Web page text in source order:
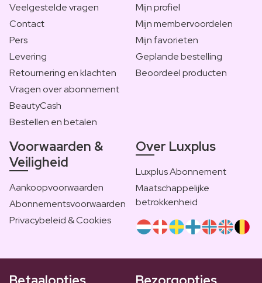
Veelgestelde vragen
Contact
Pers
Levering
Retournering en klachten
Vragen over abonnement
BeautyCash
Bestellen en betalen
Mijn profiel
Mijn membervoordelen
Mijn favorieten
Geplande bestelling
Beoordeel producten
Voorwaarden &
Veiligheid
Aankoopvoorwaarden
Abonnementsvoorwaarden
Privacybeleid & Cookies
Over Luxplus
Luxplus Abonnement
Maatschappelijke
betrokkenheid